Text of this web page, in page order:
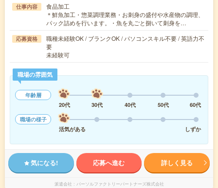
仕事内容
食品加工
＊鮮魚加工・惣菜調理業務・お刺身の盛付や水産物の調理、
パック詰めを行います。・魚を丸ごと捌いて刺身を…
応募資格
職種未経験OK / ブランクOK / パソコンスキル不要 / 英語力不
要
未経験可
職場の雰囲気
年齢層
20代
30代 40代 50代
60代
職場の様子
活気がある
しずか
気になる! 応募へ進む 詳しく見る
派遣会社 パーソルファクトリーパートナーズ株式会社